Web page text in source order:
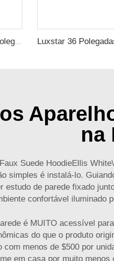
Lareira Elétrica Incorporada Luxstar de 74 Polegadas com Controle Remoto Interno, Decoração com Luz de Chama LED Realista
na
Suede HoodieEllis
simples é instalá-lo.
estudo de parede fixado
confortável iluminado
é MUITO acessível
do que o produto
menos de $500 por
em casa por muito